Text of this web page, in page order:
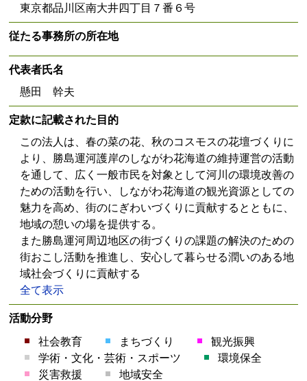
東京都品川区南大井四丁目７番６号
従たる事務所の所在地
代表者氏名
懸田 幹夫
定款に記載された目的
この法人は、春の菜の花、秋のコスモスの花壇づくりに
より、勝島運河護岸のしながわ花海道の維持運営の活動
を通して、広く一般市民を対象として河川の環境改善の
ための活動を行い、しながわ花海道の観光資源としての
魅力を高め、街のにぎわいづくりに貢献するとともに、
地域の憩いの場を提供する。
また勝島運河周辺地区の街づくりの課題の解決のための
街おこし活動を推進し、安心して暮らせる潤いのある地
域社会づくりに貢献する
全て表示
活動分野
社会教育 まちづくり
観光振興
学術・文化・芸術・スポーツ
環境保全
災害救援
地域安全